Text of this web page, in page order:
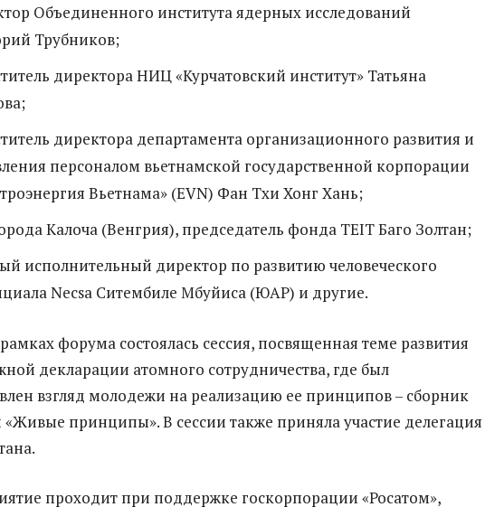
Объединенного института ядерных исследований
Трубников;
директора НИЦ «Курчатовский институт» Татьяна
директора департамента организационного развития и
персоналом вьетнамской государственной корпорации
Вьетнама» (EVN) Фан Тхи Хонг Хань;
Калоча (Венгрия), председатель фонда TEIT Баго Золтан;
исполнительный директор по развитию человеческого
Necsa Ситембиле Мбуйиса (ЮАР) и другие.
форума состоялась сессия, посвященная теме развития
декларации атомного сотрудничества, где был
взгляд молодежи на реализацию ее принципов – сборник
«Живые принципы». В сессии также приняла участие делегация
проходит при поддержке госкорпорации «Росатом»,